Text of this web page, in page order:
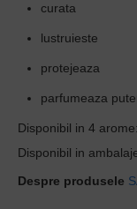
curata
lustruieste
protejeaza
parfumeaza
Disponibil in 4
Disponibil in
Despre produsele